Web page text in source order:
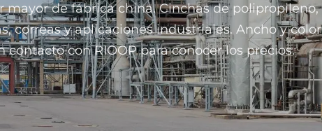
mayor de fábrica china. Cinchas de polipropileno,
correas y aplicaciones industriales. Ancho y color
contacto con RIOOP para conocer los precios.